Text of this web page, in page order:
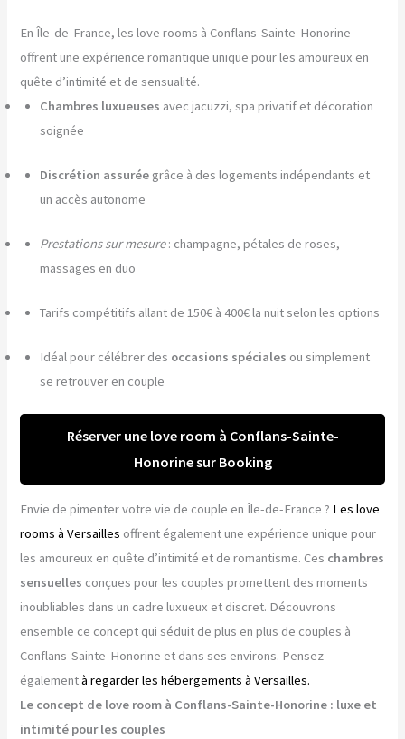
En Île-de-France, les love rooms à Conflans-Sainte-Honorine
offrent une expérience romantique unique pour les amoureux en
quête d’intimité et de sensualité.
Chambres luxueuses avec jacuzzi, spa privatif et décoration
soignée
Discrétion assurée grâce à des logements indépendants et
un accès autonome
Prestations sur mesure: champagne, pétales de roses,
massages en duo
Tarifs compétitifs allant de 150€ à 400€ la nuit selon les options
Idéal pour célébrer des occasions spéciales ou simplement
se retrouver en couple
Réserver une love room à Conflans-Sainte-
Honorine sur Booking
Envie de pimenter votre vie de couple en Île-de-France ? Les love
rooms à Versailles offrent également une expérience unique pour
les amoureux en quête d’intimité et de romantisme. Ces chambres
sensuelles conçues pour les couples promettent des moments
inoubliables dans un cadre luxueux et discret. Découvrons
ensemble ce concept qui séduit de plus en plus de couples à
Conflans-Sainte-Honorine et dans ses environs. Pensez
égalementà regarder les hébergements à Versailles.
Le concept de love room à Conflans-Sainte-Honorine : luxe et
intimité pour les couples